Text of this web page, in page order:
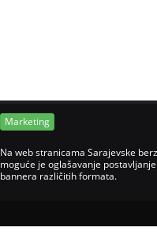
Marketing
Na web stranicama Sarajevske
moguće je oglašavanje
bannera različitih formata.